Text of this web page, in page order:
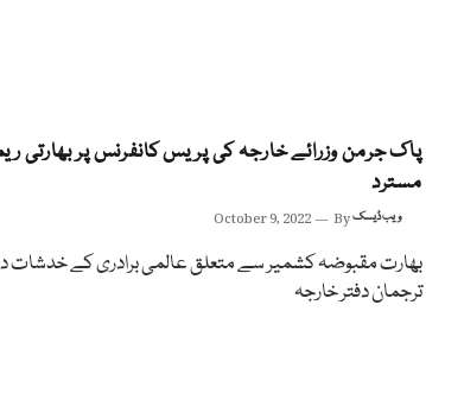
پاک جرمن وزرائے خارجہ کی پریس کانفرنس پر بھارتی
مسترد
October 9, 2022 Byویب ڈیسک
بھارت مقبوضہ کشمیر سے متعلق عالمی برادری کے خدشات
ترجمان دفتر خارجہ